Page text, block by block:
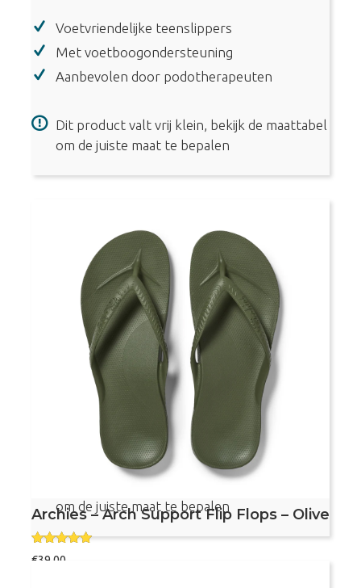
Support
Flip
Flops
Blue
aantal
Voetvriendelijke teenslippers
Met voetboogondersteuning
Aanbevolen door podotherapeuten
Dit product valt vrij klein, bekijk de maattabel
om de juiste maat te bepalen
Archies – Arch Support Flip Flops – Olive
Gewaardeer
€39,00
Voetvriendelijke teenslippers
Met voetboogondersteuning
Aanbevolen door podotherapeuten
om de juiste maat te bepalen